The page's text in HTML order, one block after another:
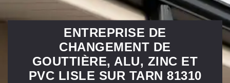
ENTREPRISE DE
CHANGEMENT DE
GOUTTIÈRE, ALU, ZINC ET
PVC LISLE SUR TARN 81310